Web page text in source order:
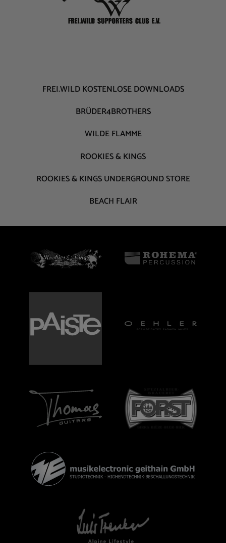
FREI.WILD KOSTENLOSE DOWNLOADS
BRÜDER4BROTHERS
WILDE FLAMME
ROOKIES & KINGS
ROOKIES & KINGS UNDERGROUND STORE
BEACH FLAIR